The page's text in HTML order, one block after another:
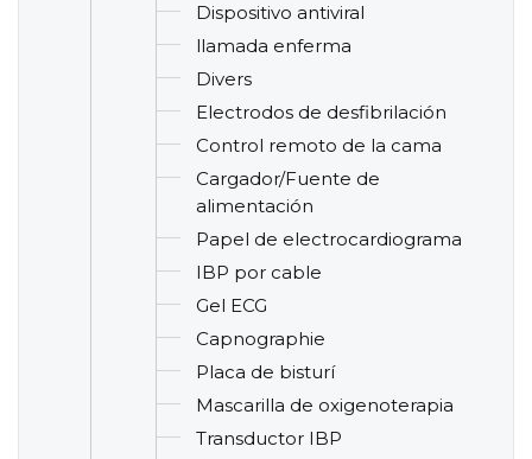
Dispositivo antiviral
llamada enferma
Divers
Electrodos de desfibrilación
Control remoto de la cama
Cargador/Fuente de
alimentación
Papel de electrocardiograma
IBP por cable
Gel ECG
Capnographie
Placa de bisturí
Mascarilla de oxigenoterapia
Transductor IBP